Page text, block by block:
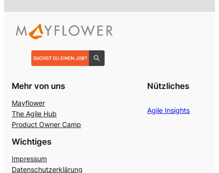
Mehr von uns
Mayflower
The Agile Hub
Product Owner Camp
Nützliches
Agile Insights
Wichtiges
Impressum
Datenschutzerklärung